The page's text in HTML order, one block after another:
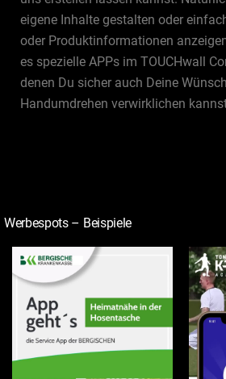
eigene Inhalte gestalten oder
oder Produktinformationen
es spezielle APPs im TOUCHwall
denen Du sicher auch Deine
Handumdrehen verwirklichen
Werbespots – Beispiele